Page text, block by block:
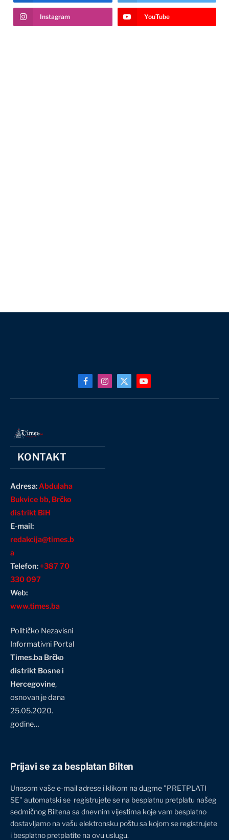
Instagram YouTube
FacebookInstagram
X
(Twitter)
YouTube
KONTAKT
Adresa:Abdulaha
Bukvice bb, Brčko
distrikt BiH
E-mail:
redakcija@times.b
a
Telefon:+387 70
330 097
Web:
www.times.ba
Političko Nezavisni
Informativni Portal
Times.ba Brčko
distrikt Bosne i
Hercegovine,
osnovan je dana
25.05.2020.
godine…
Prijavi se za besplatan Bilten
Unosom vaše e-mail adrese i klikom na dugme "PRETPLATI
SE" automatski se registrujete se na besplatnu pretplatu našeg
sedmičnog Biltena sa dnevnim vijestima koje vam besplatno
dostavljamo na vašu elektronsku poštu sa kojom se registrujete
i besplatno pretplatite na ovu uslugu.